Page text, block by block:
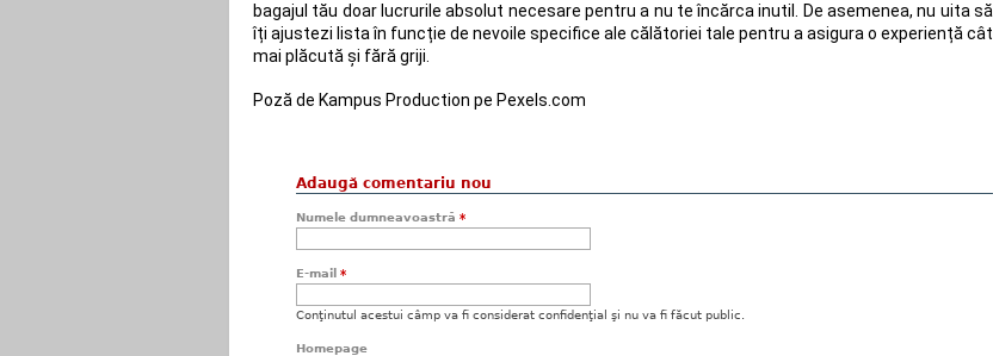
bagajul tău doar lucrurile absolut necesare pentru a nu te încărca inutil. De asemenea, nu uita să
îți ajustezi lista în funcție de nevoile specifice ale călătoriei tale pentru a asigura o experiență cât
mai plăcută și fără griji.
Poză de Kampus Production pe Pexels.com
Adaugă comentariu nou
Numele dumneavoastră *
E-mail *
Conţinutul acestui câmp va fi considerat confidenţial şi nu va fi făcut public.
Homepage